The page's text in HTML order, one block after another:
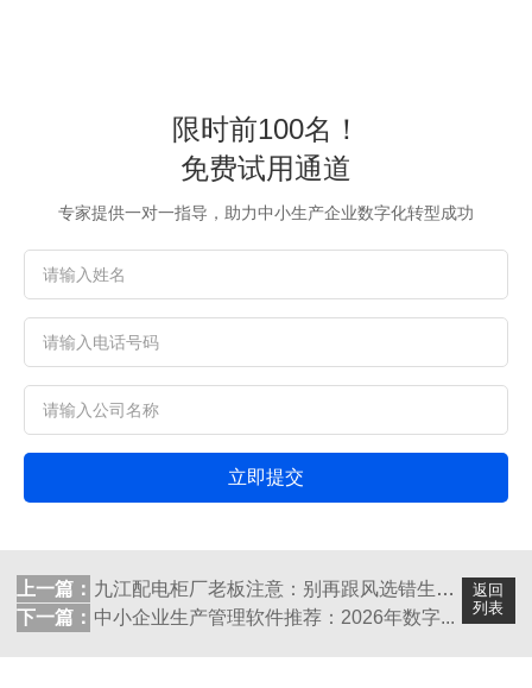
限时前100名！
免费试用通道
专家提供一对一指导，助力中小生产企业数字化转型成功
立即提交
返回
列表
上一篇： ​九江配电柜厂老板注意：别再跟风选错生产...
下一篇： 中小企业生产管理软件推荐：2026年数字...